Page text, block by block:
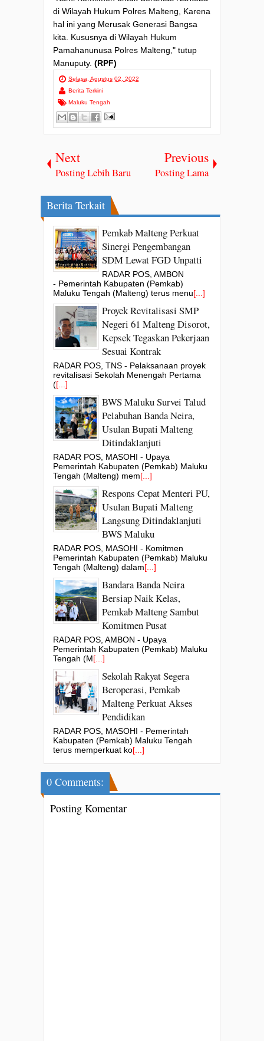
di Wilayah Hukum Polres Malteng, Karena
hal ini yang Merusak Generasi Bangsa
kita. Kususnya di Wilayah Hukum
Pamahanunusa Polres Malteng," tutup
Manuputy. (RPF)
Selasa, Agustus 02, 2022
Berita Terkini
Maluku Tengah
Next
Posting Lebih Baru
Previous
Posting Lama
Berita Terkait
Pemkab Malteng Perkuat
Sinergi Pengembangan
SDM Lewat FGD Unpatti
RADAR POS, AMBON
- Pemerintah Kabupaten (Pemkab)
Maluku Tengah (Malteng) terus menu[...]
Proyek Revitalisasi SMP
Negeri 61 Malteng Disorot,
Kepsek Tegaskan Pekerjaan
Sesuai Kontrak
RADAR POS, TNS - Pelaksanaan proyek
revitalisasi Sekolah Menengah Pertama
([...]
BWS Maluku Survei Talud
Pelabuhan Banda Neira,
Usulan Bupati Malteng
Ditindaklanjuti
RADAR POS, MASOHI - Upaya
Pemerintah Kabupaten (Pemkab) Maluku
Tengah (Malteng) mem[...]
Respons Cepat Menteri PU,
Usulan Bupati Malteng
Langsung Ditindaklanjuti
BWS Maluku
RADAR POS, MASOHI - Komitmen
Pemerintah Kabupaten (Pemkab) Maluku
Tengah (Malteng) dalam[...]
Bandara Banda Neira
Bersiap Naik Kelas,
Pemkab Malteng Sambut
Komitmen Pusat
RADAR POS, AMBON - Upaya
Pemerintah Kabupaten (Pemkab) Maluku
Tengah (M[...]
Sekolah Rakyat Segera
Beroperasi, Pemkab
Malteng Perkuat Akses
Pendidikan
RADAR POS, MASOHI - Pemerintah
Kabupaten (Pemkab) Maluku Tengah
terus memperkuat ko[...]
0 Comments:
Posting Komentar